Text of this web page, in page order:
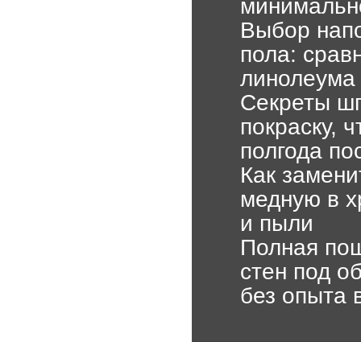
Выбор
пола:
линолеума
Секреты
покраску,
полгода
Как
медную в
и пыли
Полная
стен под
без опыта